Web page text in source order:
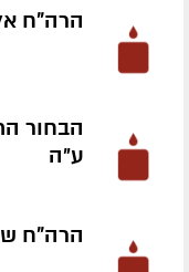
הרה"ח
הבחור
ע״ה
הרה"ח